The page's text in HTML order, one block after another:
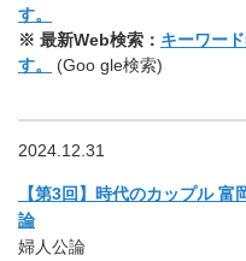
す。
※ 最新Web検索： キーワー
す。
(Goo gle検索)
2024.12.31
【第3回】時代のカップル
論
婦人公論